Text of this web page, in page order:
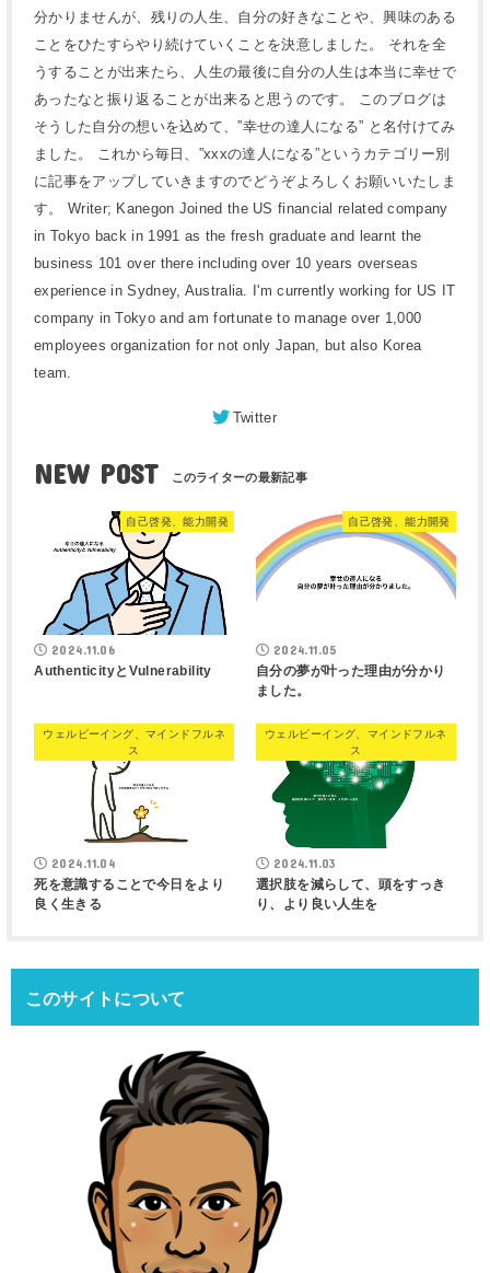
分かりませんが、残りの人生、自分の好きなことや、興味のある
ことをひたすらやり続けていくことを決意しました。 それを全
うすることが出来たら、人生の最後に自分の人生は本当に幸せで
あったなと振り返ることが出来ると思うのです。 このブログは
そうした自分の想いを込めて、”幸せの達人になる” と名付けてみ
ました。 これから毎日、”xxxの達人になる”というカテゴリー別
に記事をアップしていきますのでどうぞよろしくお願いいたしま
す。 Writer; Kanegon Joined the US financial related company
in Tokyo back in 1991 as the fresh graduate and learnt the
business 101 over there including over 10 years overseas
experience in Sydney, Australia. I'm currently working for US IT
company in Tokyo and am fortunate to manage over 1,000
employees organization for not only Japan, but also Korea
team.
Twitter
NEW POST
自己啓発、能力開発
2024.11.06
AuthenticityとVulnerability
自己啓発、能力開発
2024.11.05
自分の夢が叶った理由が分かり
ました。
ウェルビーイング、マインドフルネ
ス
2024.11.04
死を意識することで今日をより
良く生きる
ウェルビーイング、マインドフルネ
ス
2024.11.03
選択肢を減らして、頭をすっき
り、より良い人生を
このサイトについて